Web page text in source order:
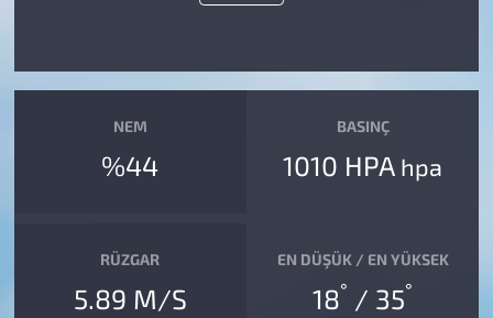
NEM
%44
BASINÇ
1010 HPA hpa
RÜZGAR
5.89 M/S
EN DÜŞÜK / EN YÜKSEK
18° / 35°